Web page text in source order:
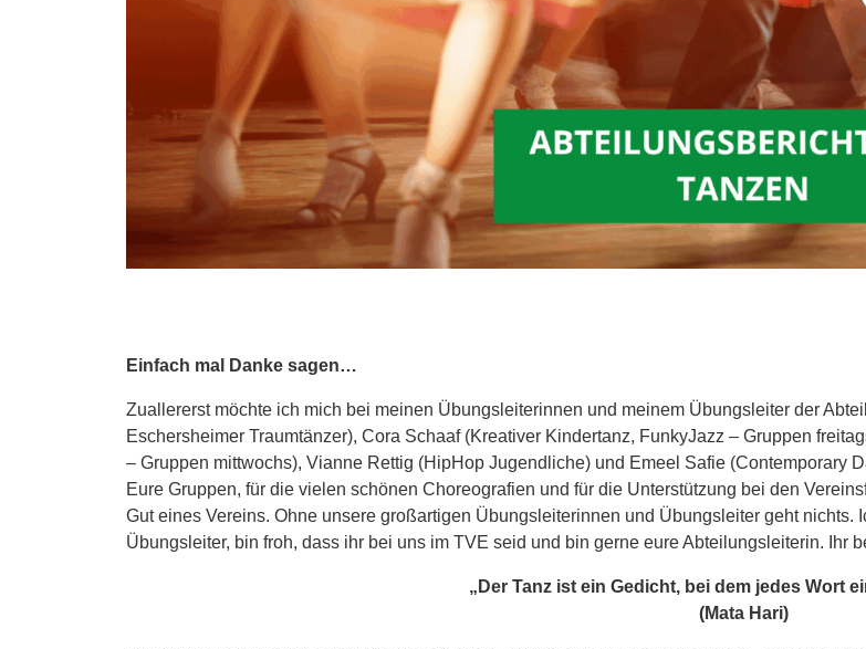
Einfach mal Danke sagen…
Zuallererst möchte ich mich bei meinen Übungsleiterinnen und meinem Übungsleiter der
Eschersheimer Traumtänzer), Cora Schaaf (Kreativer Kindertanz, FunkyJazz – Gruppen
– Gruppen mittwochs), Vianne Rettig (HipHop Jugendliche) und Emeel Safie (Contemporary
Eure Gruppen, für die vielen schönen Choreografien und für die Unterstützung bei den
Gut eines Vereins. Ohne unsere großartigen Übungsleiterinnen und Übungsleiter geht nichts.
Übungsleiter, bin froh, dass ihr bei uns im TVE seid und bin gerne eure Abteilungsleiterin. Ihr
„Der Tanz ist ein Gedicht, bei dem jedes Wort
(Mata Hari)